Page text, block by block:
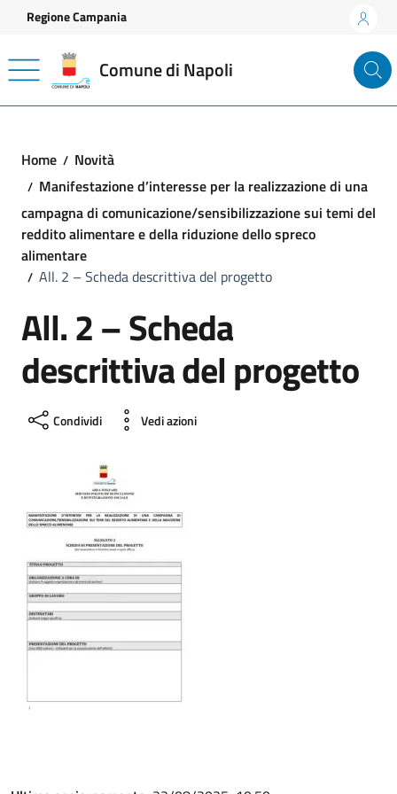
Vai ai contenuti
Vai al footer
Regione Campania
Comune di Napoli
Home
Novità
Manifestazione d’interesse per la realizzazione di una
campagna di comunicazione/sensibilizzazione sui temi del
reddito alimentare e della riduzione dello spreco
alimentare
All. 2 – Scheda descrittiva del progetto
All. 2 – Scheda
descrittiva del progetto
Condividi Vedi azioni